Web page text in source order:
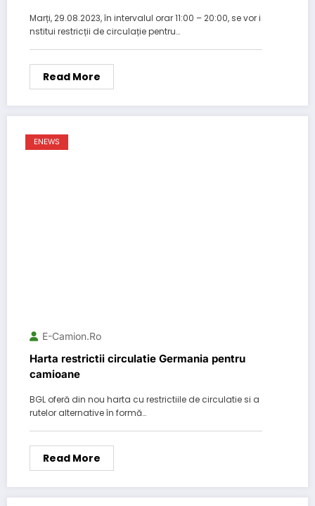
Marți, 29.08.2023, în intervalul orar 11:00 – 20:00, se vor i
nstitui restricții de circulație pentru…
Read More
ENEWS
E-Camion.ro
Harta restrictii circulatie Germania pentru
camioane
BGL oferă din nou harta cu restrictiile de circulatie si a
rutelor alternative în formă…
Read More